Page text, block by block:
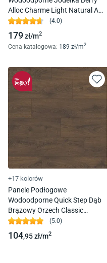
Alloc Charme Light Natural A
Chateau 62002720 Ac5 8Mm
4V-Fuga
(4.0)
179zł/m2
Cena katalogowa: 189 zł/m2
+17 kolorów
Panele Podłogowe
Wodoodporne Quick Step Dąb
Brązowy Orzech Classic
Clm5800 Ac4 8Mm 4V-Fuga
(5.0)
104,95zł/m2